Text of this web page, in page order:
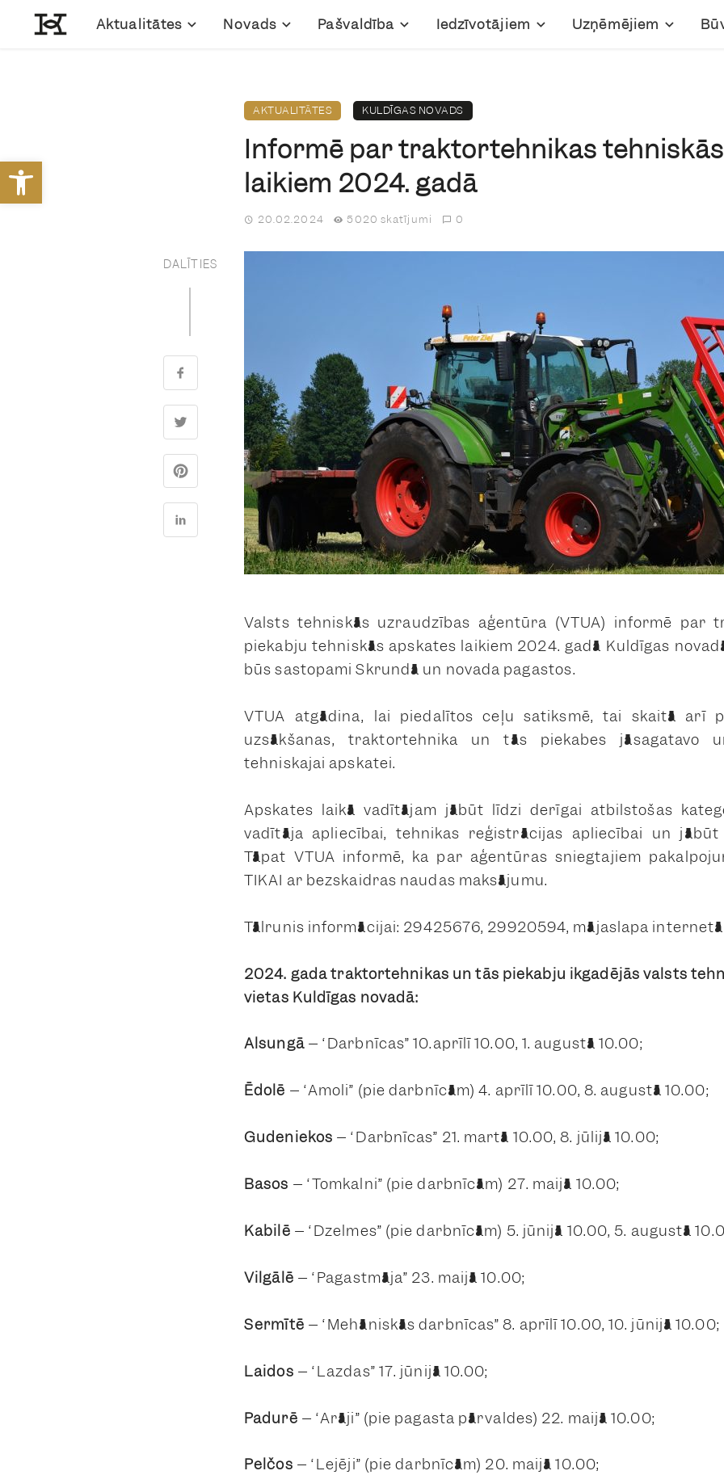
Open toolbar
Aktualitātes Novads Pašvaldība Iedzīvotājiem Uzņēmējiem
AKTUALITĀTES KULDĪGAS NOVADS
Informē par traktortehnikas
laikiem 2024. gadā
20.02.2024 5020 skatījumi 0
DALĪTIES
Valsts tehniskās uzraudzības aģentūra (VTUA) informē par
piekabju tehniskās apskates laikiem 2024. gadā Kuldīgas
būs sastopami Skrundā un novada pagastos.
VTUA atgādina, lai piedalītos ceļu satiksmē, tai skaitā arī
uzsākšanas, traktortehnika un tās piekabes jāsagatavo
tehniskajai apskatei.
Apskates laikā vadītājam jābūt līdzi derīgai atbilstošas
vadītāja apliecībai, tehnikas reģistrācijas apliecībai un jābūt
Tāpat VTUA informē, ka par aģentūras sniegtajiem
TIKAI ar bezskaidras naudas maksājumu.
Tālrunis informācijai: 29425676, 29920594, mājaslapa
2024. gada traktortehnikas un tās piekabju ikgadējās valsts
vietas Kuldīgas novadā:
Alsungā – “Darbnīcas” 10.aprīlī 10.00, 1. augustā 10.00;
Ēdolē – “Amoli” (pie darbnīcām) 4. aprīlī 10.00, 8. augustā 10.00;
Gudeniekos – “Darbnīcas” 21. martā 10.00, 8. jūlijā 10.00;
Basos – “Tomkalni” (pie darbnīcām) 27. maijā 10.00;
Kabilē – “Dzelmes” (pie darbnīcām) 5. jūnijā 10.00, 5. augustā
Vilgālē – “Pagastmāja” 23. maijā 10.00;
Sermītē – “Mehāniskās darbnīcas” 8. aprīlī 10.00, 10. jūnijā 10.00;
Laidos – “Lazdas” 17. jūnijā 10.00;
Padurē – “Arāji” (pie pagasta pārvaldes) 22. maijā 10.00;
Pelčos – “Lejēji” (pie darbnīcām) 20. maijā 10.00;